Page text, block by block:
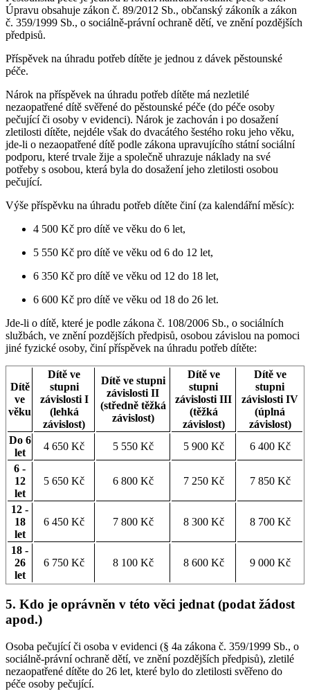
Úpravu obsahuje zákon č. 89/2012 Sb., občanský zákoník a zákon
č. 359/1999 Sb., o sociálně-právní ochraně dětí, ve znění pozdějších
předpisů.
Příspěvek na úhradu potřeb dítěte je jednou z dávek pěstounské
péče.
Nárok na příspěvek na úhradu potřeb dítěte má nezletilé
nezaopatřené dítě svěřené do pěstounské péče (do péče osoby
pečující či osoby v evidenci). Nárok je zachován i po dosažení
zletilosti dítěte, nejdéle však do dvacátého šestého roku jeho věku,
jde-li o nezaopatřené dítě podle zákona upravujícího státní sociální
podporu, které trvale žije a společně uhrazuje náklady na své
potřeby s osobou, která byla do dosažení jeho zletilosti osobou
pečující.
Výše příspěvku na úhradu potřeb dítěte činí (za kalendářní měsíc):
4 500 Kč pro dítě ve věku do 6 let,
5 550 Kč pro dítě ve věku od 6 do 12 let,
6 350 Kč pro dítě ve věku od 12 do 18 let,
6 600 Kč pro dítě ve věku od 18 do 26 let.
Jde-li o dítě, které je podle zákona č. 108/2006 Sb., o sociálních
službách, ve znění pozdějších předpisů, osobou závislou na pomoci
jiné fyzické osoby, činí příspěvek na úhradu potřeb dítěte:
Dítě
ve
věku
Dítě ve
stupni
závislosti I
(lehká
závislost)
Dítě ve stupni
závislosti II
(středně těžká
závislost)
Dítě ve
stupni
závislosti III
(těžká
závislost)
Dítě ve
stupni
závislosti IV
(úplná
závislost)
Do 6
let
4 650 Kč 5 550 Kč 5 900 Kč
6 400 Kč
6 -
12
let
5 650 Kč 6 800 Kč 7 250 Kč 7 850 Kč
12 -
18
let
6 450 Kč 7 800 Kč 8 300 Kč 8 700 Kč
18 -
26
let
6 750 Kč 8 100 Kč 8 600 Kč 9 000 Kč
5. Kdo je oprávněn v této věci jednat (podat žádost
apod.)
Osoba pečující či osoba v evidenci (§ 4a zákona č. 359/1999 Sb., o
sociálně-právní ochraně dětí, ve znění pozdějších předpisů), zletilé
nezaopatřené dítěte do 26 let, které bylo do zletilosti svěřeno do
péče osoby pečující.